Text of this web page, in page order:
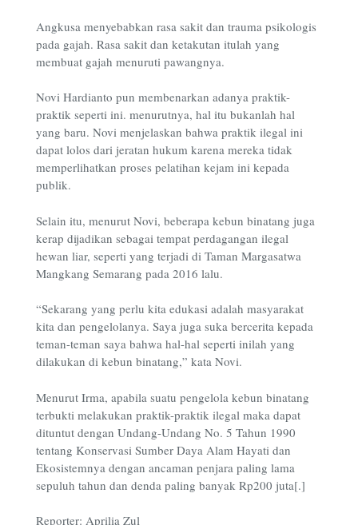
Angkusa menyebabkan rasa sakit dan trauma psikologis
pada gajah. Rasa sakit dan ketakutan itulah yang
membuat gajah menuruti pawangnya.
Novi Hardianto pun membenarkan adanya praktik-
praktik seperti ini. menurutnya, hal itu bukanlah hal
yang baru. Novi menjelaskan bahwa praktik ilegal ini
dapat lolos dari jeratan hukum karena mereka tidak
memperlihatkan proses pelatihan kejam ini kepada
publik.
Selain itu, menurut Novi, beberapa kebun binatang juga
kerap dijadikan sebagai tempat perdagangan ilegal
hewan liar, seperti yang terjadi di Taman Margasatwa
Mangkang Semarang pada 2016 lalu.
“Sekarang yang perlu kita edukasi adalah masyarakat
kita dan pengelolanya. Saya juga suka bercerita kepada
teman-teman saya bahwa hal-hal seperti inilah yang
dilakukan di kebun binatang,” kata Novi.
Menurut Irma, apabila suatu pengelola kebun binatang
terbukti melakukan praktik-praktik ilegal maka dapat
dituntut dengan Undang-Undang No. 5 Tahun 1990
tentang Konservasi Sumber Daya Alam Hayati dan
Ekosistemnya dengan ancaman penjara paling lama
sepuluh tahun dan denda paling banyak Rp200 juta[.]
Reporter: Aprilia Zul